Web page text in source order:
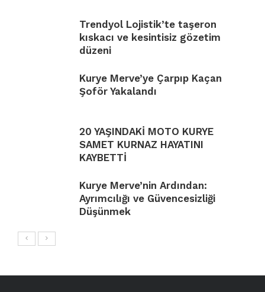
Trendyol Lojistik’te taşeron
kıskacı ve kesintisiz gözetim
düzeni
Kurye Merve’ye Çarpıp Kaçan
Şoför Yakalandı
20 YAŞINDAKİ MOTO KURYE
SAMET KURNAZ HAYATINI
KAYBETTİ
Kurye Merve’nin Ardından:
Ayrımcılığı ve Güvencesizliği
Düşünmek